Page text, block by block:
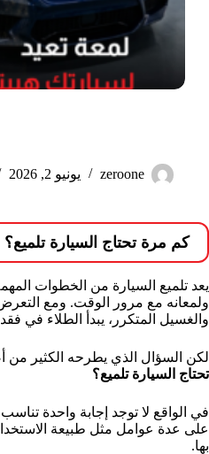
zeroone يونيو 2, 2026
كم مرة تحتاج السيارة تلميع؟
يعد تلميع السيارة من الخطوات
ولمعانه مع مرور الوقت. ومع
والغسيل المتكرر، يبدأ الطلاء في
لكن السؤال الذي يطرحه الكثير
تحتاج السيارة تلميع؟
في الواقع لا توجد إجابة واحدة تناسب
على عدة عوامل مثل طبيعة
بها.